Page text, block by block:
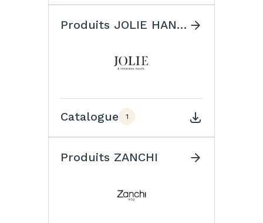
Produits JOLIE HANDLES
Catalogue 1
Produits ZANCHI